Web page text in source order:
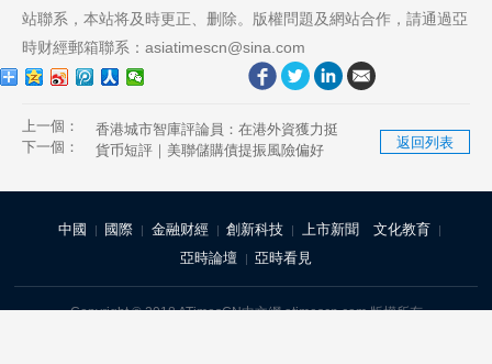
站聯系，本站将及時更正、删除。版權問題及網站合作，請通過亞
時财經郵箱聯系：asiatimescn@sina.com
上一個：
香港城市智庫評論員：在港外資獲力挺
香港何以承内啓外
下一個： 貨币短評｜美聯儲購債提振風險偏好 返回列表
中國 | 國際 | 金融财經 | 創新科技 | 上市新聞 文化教育 |
亞時論壇 | 亞時看見
Copyright © 2018 ATimesCN中文網 atimescn.com 版權所有